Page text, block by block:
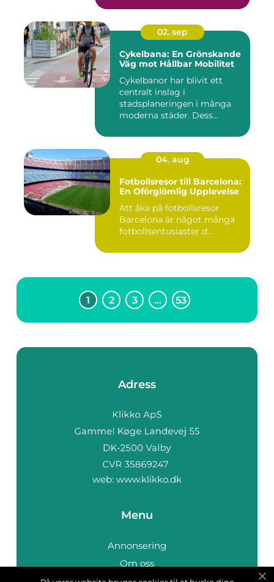
02. sep
Cykelbana: En Grönskande
Väg mot Hållbar Mobilitet
Cykelbanor har blivit ett
centralt inslag i
stadsplaneringen i många
moderna städer. Dess...
04. aug
Fotbollsresor till Barcelona:
En Oförglömlig Upplevelse
Att åka på fotbollsresor
Barcelona är något många
fotbollsentusiaster d...
1 2 3 … 53
Adress
web: www.klikko.dk
Menu
Annonsering
Om oss